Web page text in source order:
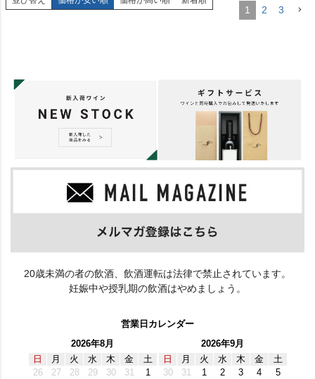
1 2 3
20歳未満の者の飲酒、飲酒運転は法律で禁止されています。
妊娠中や授乳期の飲酒はやめましょう。
営業日カレンダー
2026年8月
日
月 火 水 木 金
土
26
27 28 29 30 31
1
2026年9月
日
月 火 水 木 金
土
30
31 1 2 3 4
5